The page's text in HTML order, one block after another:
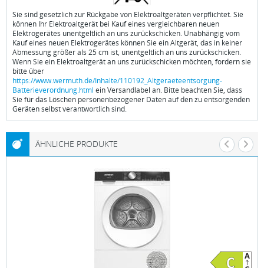
Sie sind gesetzlich zur Rückgabe von Elektroaltgeräten verpflichtet. Sie
können Ihr Elektroaltgerät bei Kauf eines vergleichbaren neuen
Elektrogerätes unentgeltlich an uns zurückschicken. Unabhängig vom
Kauf eines neuen Elektrogerätes können Sie ein Altgerät, das in keiner
Abmessung größer als 25 cm ist, unentgeltlich an uns zurückschicken.
Wenn Sie ein Elektroaltgerät an uns zurückschicken möchten, fordern sie
bitte über
https://www.wermuth.de/Inhalte/110192_Altgeraeteentsorgung-
Batterieverordnung.html ein Versandlabel an. Bitte beachten Sie, dass
Sie für das Löschen personenbezogener Daten auf den zu entsorgenden
Geräten selbst verantwortlich sind.
ÄHNLICHE PRODUKTE